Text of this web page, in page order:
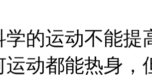
运动不能提
都能热身，